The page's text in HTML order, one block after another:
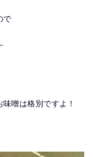
で
噌は格別ですよ！